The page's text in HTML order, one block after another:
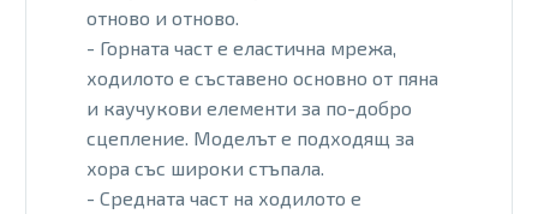
отново и отново.
- Горната част е еластична мрежа,
ходилото е съставено основно от пяна
и каучукови елементи за по-добро
сцепление. Моделът е подходящ за
хора със широки стъпала.
- Средната част на ходилото е